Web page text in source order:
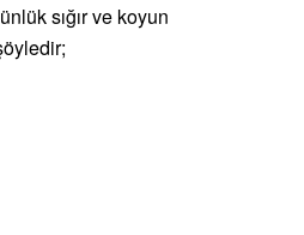
sığır ve koyun